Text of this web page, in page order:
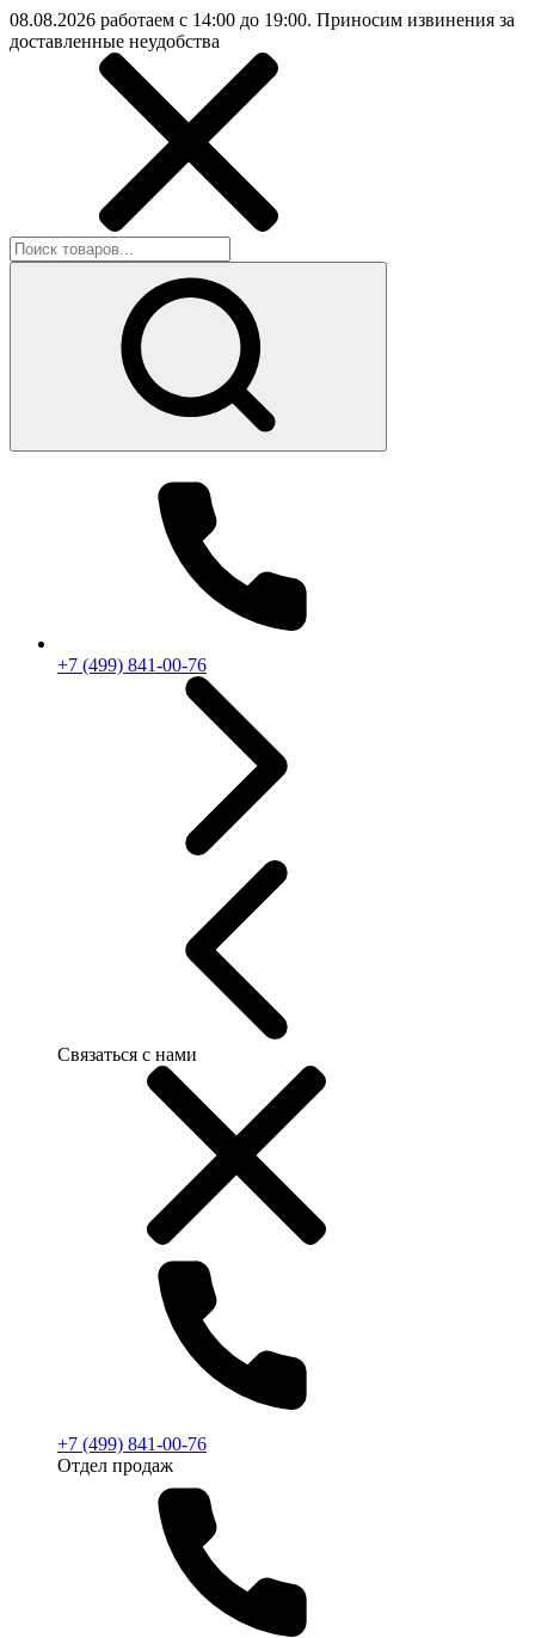
08.08.2026 работаем с 14:00 до 19:00. Приносим извинения за
доставленные неудобства
+7 (499) 841-00-76
Связаться с нами
+7 (499) 841-00-76
Отдел продаж